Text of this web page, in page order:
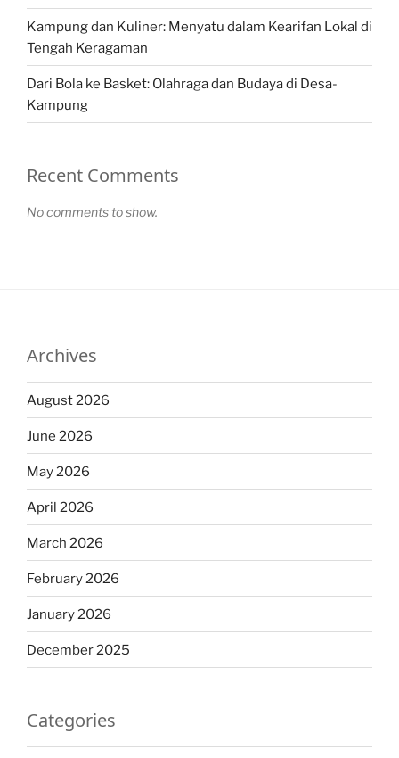
Kampung dan Kuliner: Menyatu dalam Kearifan Lokal di
Tengah Keragaman
Dari Bola ke Basket: Olahraga dan Budaya di Desa-
Kampung
Recent Comments
No comments to show.
Archives
August 2026
June 2026
May 2026
April 2026
March 2026
February 2026
January 2026
December 2025
Categories